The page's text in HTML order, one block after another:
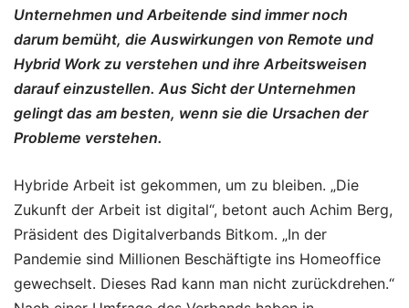
Unternehmen und Arbeitende sind immer noch
darum bemüht, die Auswirkungen von Remote und
Hybrid Work zu verstehen und ihre Arbeitsweisen
darauf einzustellen. Aus Sicht der Unternehmen
gelingt das am besten, wenn sie die Ursachen der
Probleme verstehen.
Hybride Arbeit ist gekommen, um zu bleiben. „Die
Zukunft der Arbeit ist digital“, betont auch Achim Berg,
Präsident des Digitalverbands Bitkom. „In der
Pandemie sind Millionen Beschäftigte ins Homeoffice
gewechselt. Dieses Rad kann man nicht zurückdrehen.“